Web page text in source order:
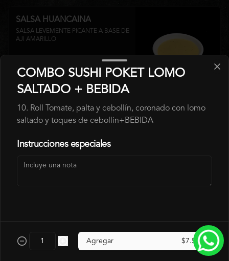
SALSA HUANCAINA
SALSA LEVEMENTE PICANTE A BASE DE
AJI AMARILLO
$700
SALSA LOVE
SALSA ROJA A BASE DE PIMENTON
$700
COMBO SUSHI POKET LOMO
SALTADO + BEBIDA
10. Roll Tomate, palta y cebollín, coronado con lomo
saltado y toques de cebollin+BEBIDA
Instrucciones especiales
Agregar $7.500